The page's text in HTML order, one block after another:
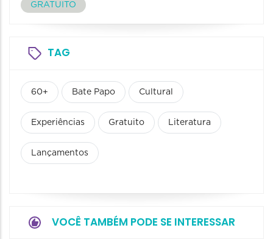
GRATUITO
TAG
60+ Bate Papo Cultural
Experiências Gratuito Literatura
Lançamentos
VOCÊ TAMBÉM PODE SE INTERESSAR